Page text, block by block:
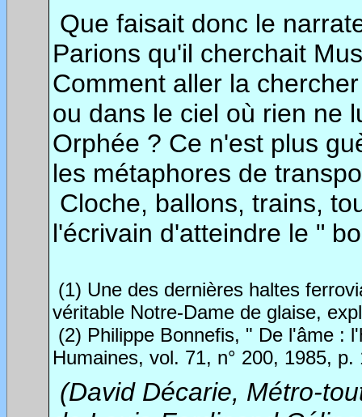
Que faisait donc le
Parions qu'il cherchait
Comment aller la
ou dans le ciel où rien ne
Orphée ? Ce n'est plus
les métaphores de
Cloche, ballons, trains,
l'écrivain d'atteindre le "
(1) Une des dernières haltes
véritable Notre-Dame de glaise,
(2) Philippe Bonnefis, " De l'âme :
Humaines, vol. 71, n° 200, 1985, p.
(David Décarie, Métro-